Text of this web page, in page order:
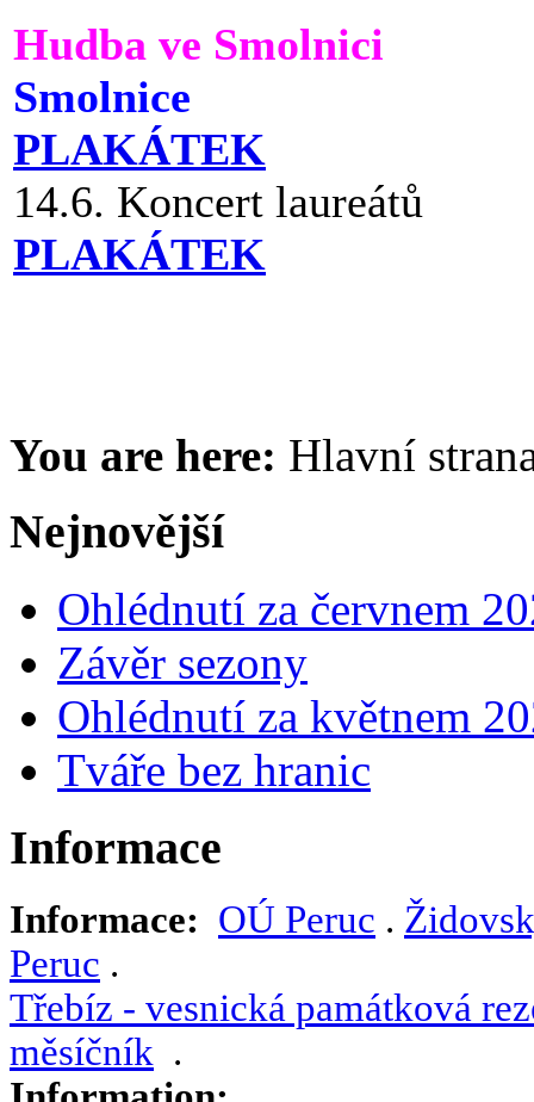
Hudba ve Smolnici
Smolnice
PLAKÁTEK
14.6. Koncert laureátů
PLAKÁTEK
You are here: Hlavní
Nejnovější
Ohlédnutí za červnem
Závěr sezony
Ohlédnutí za květnem
Tváře bez hranic
Informace
Informace: OÚ Peruc .
Peruc .
Třebíz - vesnická památková
měsíčník .